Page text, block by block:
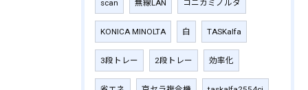
scan 無線LAN コニカミノルタ
KONICA MINOLTA 白 TASKalfa
3段トレー 2段トレー 効率化